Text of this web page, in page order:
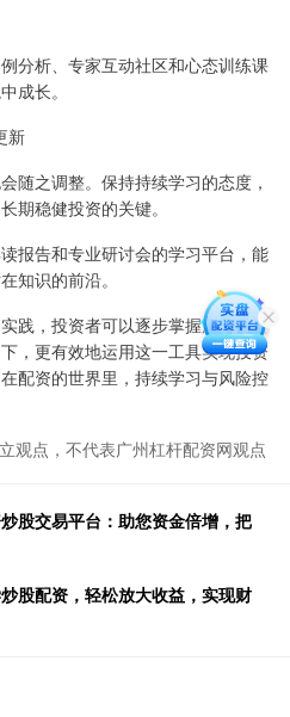
分析、专家互动社区和心态训练课
成长。
新
随之调整。保持持续学习的态度，
期稳健投资的关键。
报告和专业研讨会的学习平台，能
知识的前沿。
践，投资者可以逐步掌握股票配资
，更有效地运用这一工具实现投资
配资的世界里，持续学习与风险控
观点，不代表广州杠杆配资网观点
股交易平台：助您资金倍增，把
股配资，轻松放大收益，实现财